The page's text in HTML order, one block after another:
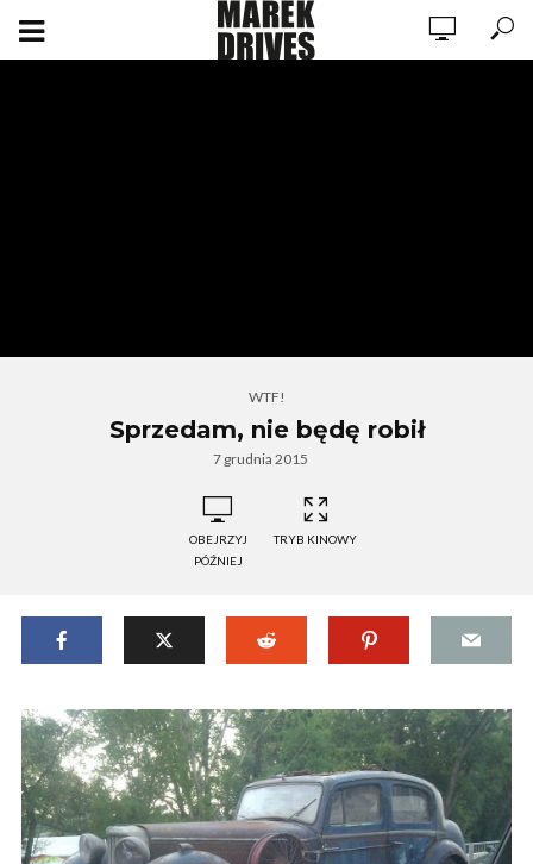
WTF!
Sprzedam, nie będę robił
7 grudnia 2015
OBEJRZYJ
PÓŹNIEJ
TRYB KINOWY